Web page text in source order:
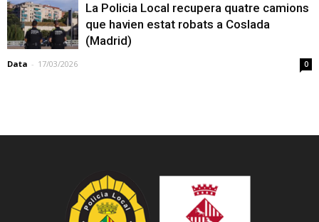
La Policia Local recupera quatre camions
que havien estat robats a Coslada
(Madrid)
Data - 17/03/2026 0